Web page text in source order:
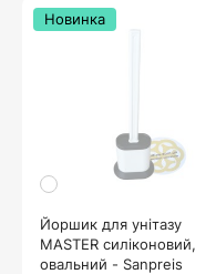
Йоршик для унітазу
MASTER силіконовий,
овальний - Sanpreis
Новинка